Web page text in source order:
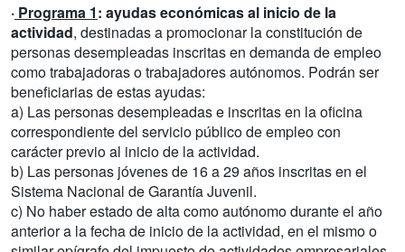
· Programa 1: ayudas económicas al inicio de la
actividad, destinadas a promocionar la constitución de
personas desempleadas inscritas en demanda de empleo
como trabajadoras o trabajadores autónomos. Podrán ser
beneficiarias de estas ayudas:
a) Las personas desempleadas e inscritas en la oficina
correspondiente del servicio público de empleo con
carácter previo al inicio de la actividad.
b) Las personas jóvenes de 16 a 29 años inscritas en el
Sistema Nacional de Garantía Juvenil.
c) No haber estado de alta como autónomo durante el año
anterior a la fecha de inicio de la actividad, en el mismo o